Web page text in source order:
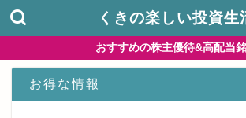
くきの楽しい投資生
おすすめの株主優待&高配当
お得な情報